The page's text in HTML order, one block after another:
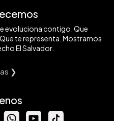
evoluciona contigo. Que
te representa. Mostramos
El Salvador.
❯